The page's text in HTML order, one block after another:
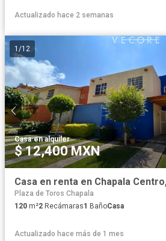
Actualizado hace 2 semanas
1 /12
Casa·en alquiler
$ 12,400 MXN
Casa en renta en Chapala
Plaza de Toros Chapala
120 m²2 Recámaras1 BañoCasa
Actualizado hace más de 1 mes